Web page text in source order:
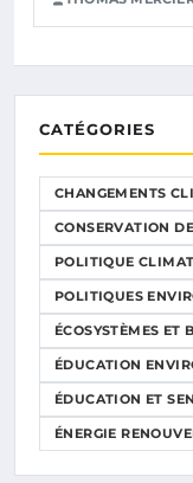
CATÉGORIES
CHANGEMENTS
CONSERVATION
POLITIQUE
POLITIQUES
ÉCOSYSTÈMES ET
ÉDUCATION
ÉDUCATION ET
ÉNERGIE